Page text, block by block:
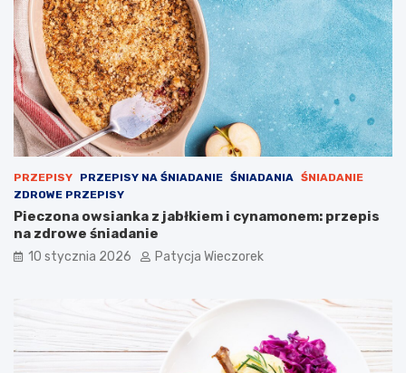
PRZEPISY PRZEPISY NA ŚNIADANIE ŚNIADANIA
ŚNIADANIE
ZDROWE PRZEPISY
Pieczona owsianka z jabłkiem i cynamonem: przepis
na zdrowe śniadanie
10 stycznia 2026 Patycja Wieczorek